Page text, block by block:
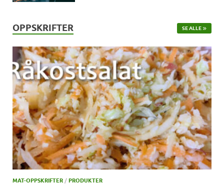
OPPSKRIFTER SE ALLE
MAT-OPPSKRIFTER / PRODUKTER